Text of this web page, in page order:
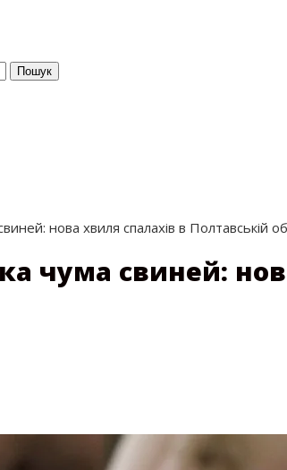
нова хвиля спалахів в Полтавській
чума свиней: